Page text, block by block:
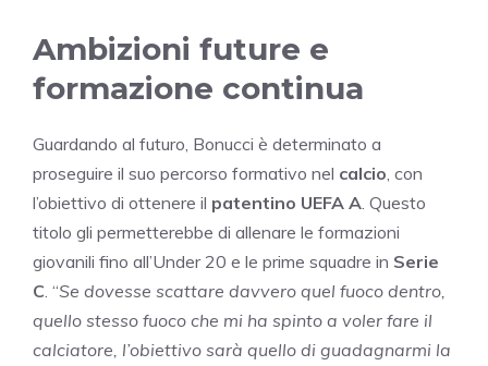
Ambizioni future e
formazione continua
Guardando al futuro, Bonucci è determinato a
proseguire il suo percorso formativo nel calcio , con
l’obiettivo di ottenere il patentino UEFA A . Questo
titolo gli permetterebbe di allenare le formazioni
giovanili fino all’Under 20 e le prime squadre in Serie
C . “Se dovesse scattare davvero quel fuoco dentro,
quello stesso fuoco che mi ha spinto a voler fare il
calciatore, l’obiettivo sarà quello di guadagnarmi la